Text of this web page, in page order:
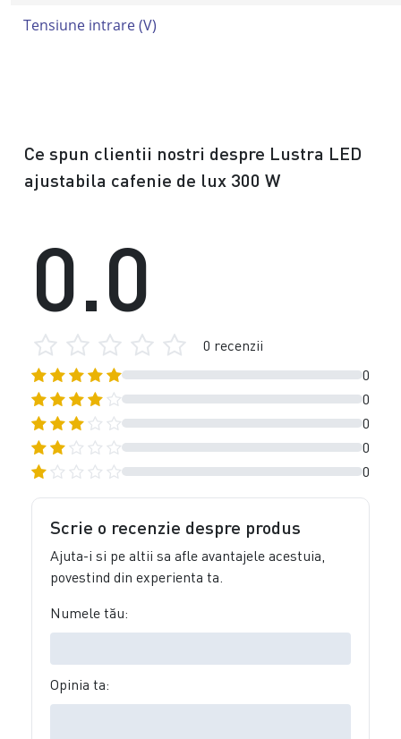
Tensiune intrare (V)
Ce spun clientii nostri despre Lustra LED
ajustabila cafenie de lux 300 W
0
0
0
0
0
0.0
0 recenzii
Scrie o recenzie despre produs
Ajuta-i si pe altii sa afle avantajele acestuia,
povestind din experienta ta.
Numele tău:
Opinia ta: